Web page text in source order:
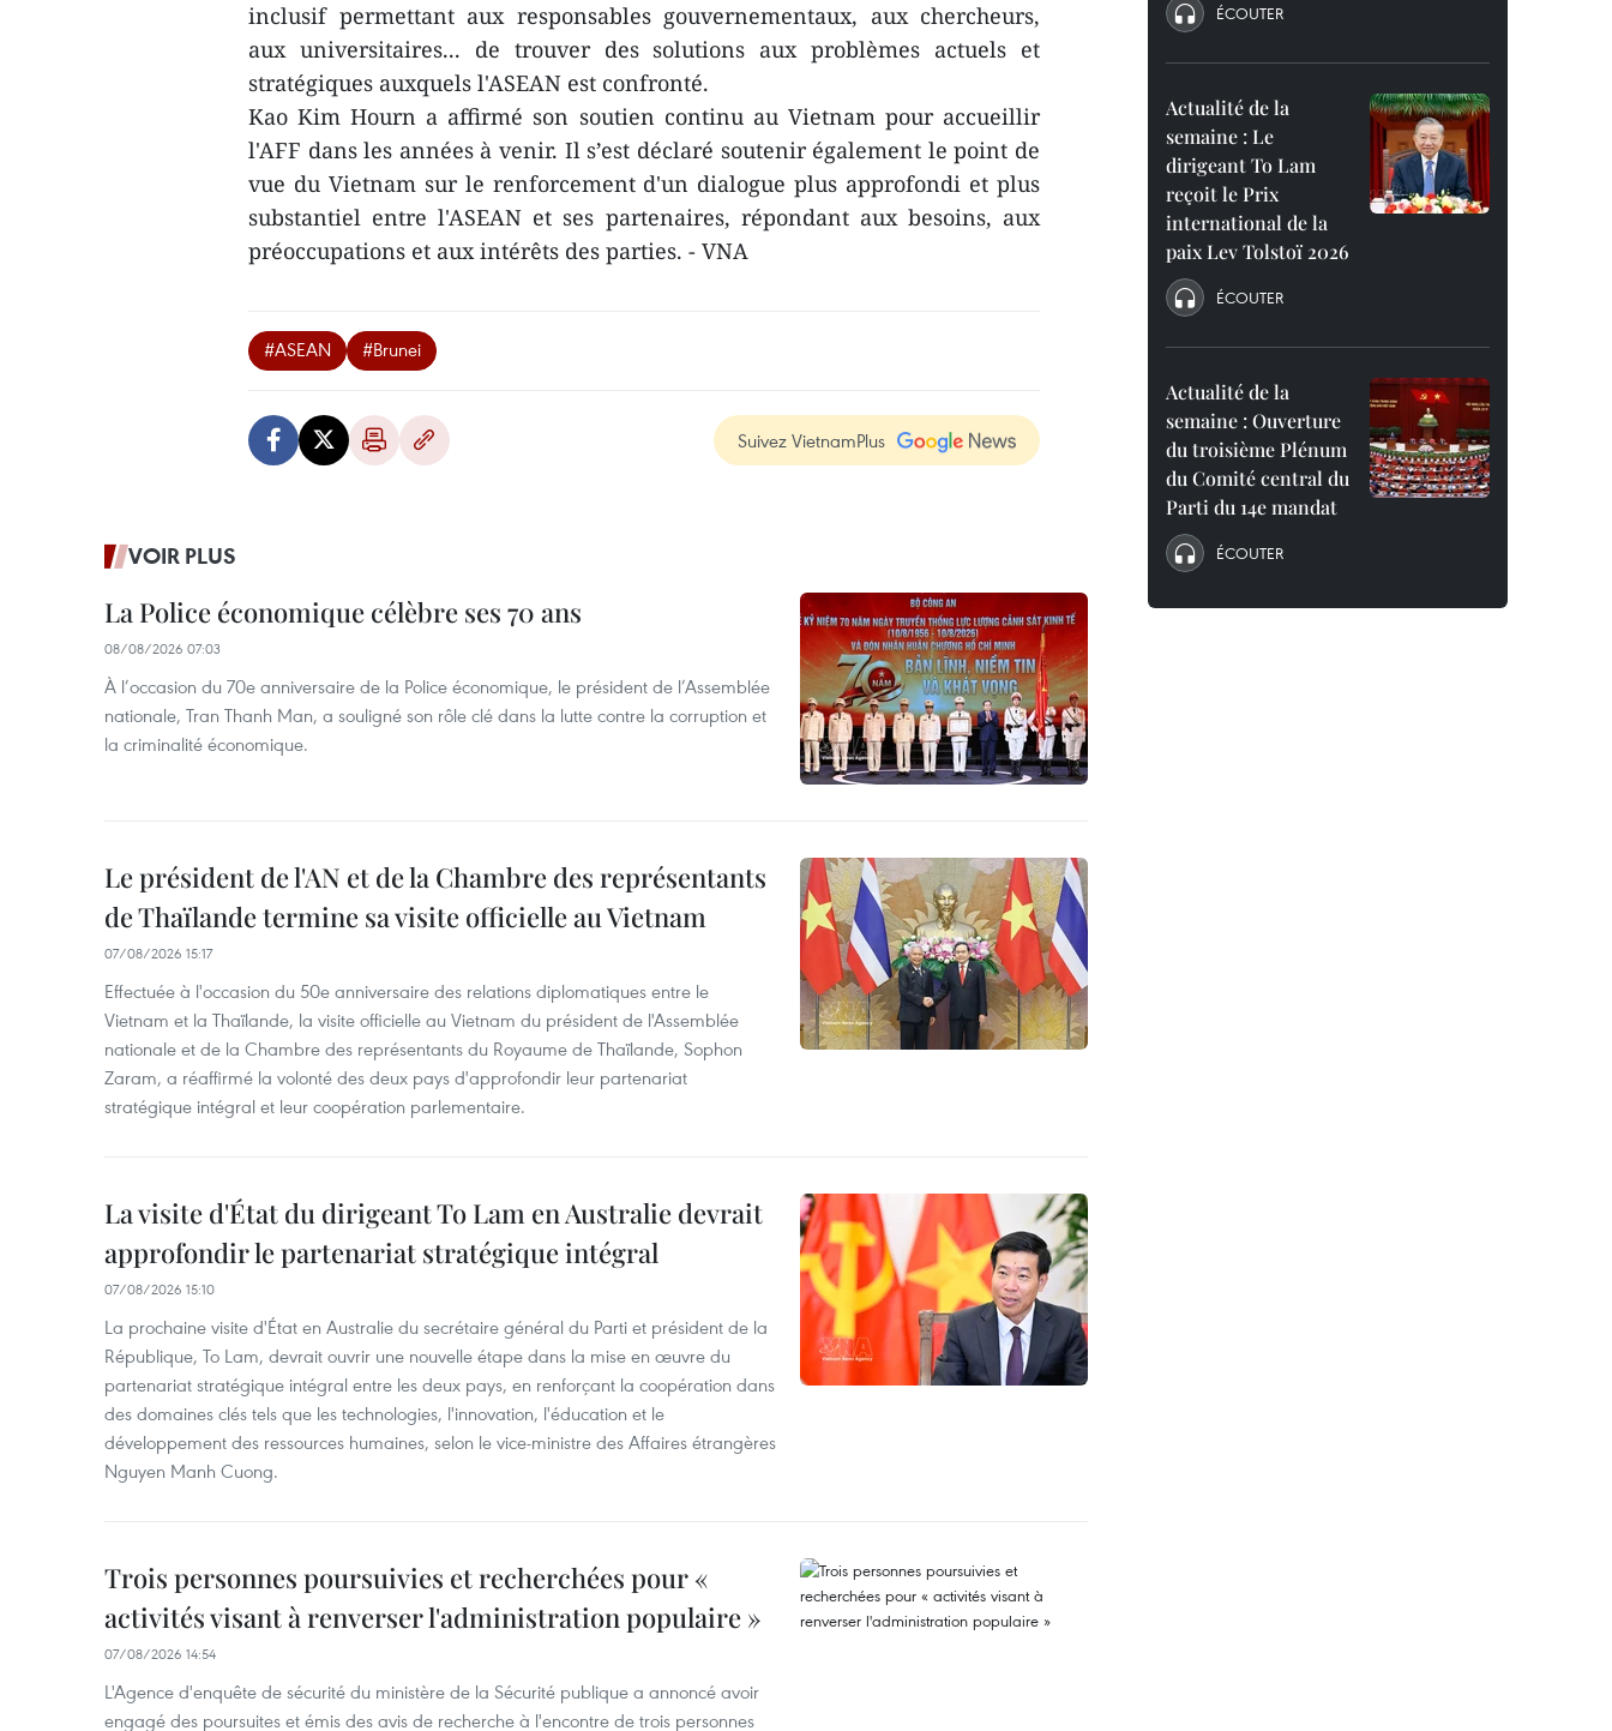
inclusif permettant aux responsables gouvernementaux, aux chercheurs,
aux universitaires... de trouver des solutions aux problèmes actuels et
stratégiques auxquels l'ASEAN est confronté.
Kao Kim Hourn a affirmé son soutien continu au Vietnam pour accueillir
l'AFF dans les années à venir. Il s’est déclaré soutenir également le point de
vue du Vietnam sur le renforcement d'un dialogue plus approfondi et plus
substantiel entre l'ASEAN et ses partenaires, répondant aux besoins, aux
préoccupations et aux intérêts des parties. - VNA
#ASEAN #Brunei
Suivez VietnamPlus
VOIR PLUS
La Police économique célèbre ses 70 ans
08/08/2026 07:03
À l’occasion du 70e anniversaire de la Police économique, le président de l’Assemblée
nationale, Tran Thanh Man, a souligné son rôle clé dans la lutte contre la corruption et
la criminalité économique.
Le président de l'AN et de la Chambre des représentants
de Thaïlande termine sa visite officielle au Vietnam
07/08/2026 15:17
Effectuée à l'occasion du 50e anniversaire des relations diplomatiques entre le
Vietnam et la Thaïlande, la visite officielle au Vietnam du président de l'Assemblée
nationale et de la Chambre des représentants du Royaume de Thaïlande, Sophon
Zaram, a réaffirmé la volonté des deux pays d'approfondir leur partenariat
stratégique intégral et leur coopération parlementaire.
La visite d'État du dirigeant To Lam en Australie devrait
approfondir le partenariat stratégique intégral
07/08/2026 15:10
La prochaine visite d'État en Australie du secrétaire général du Parti et président de la
République, To Lam, devrait ouvrir une nouvelle étape dans la mise en œuvre du
partenariat stratégique intégral entre les deux pays, en renforçant la coopération dans
des domaines clés tels que les technologies, l'innovation, l'éducation et le
développement des ressources humaines, selon le vice-ministre des Affaires étrangères
Nguyen Manh Cuong.
Trois personnes poursuivies et recherchées pour «
activités visant à renverser l'administration populaire »
07/08/2026 14:54
L'Agence d'enquête de sécurité du ministère de la Sécurité publique a annoncé avoir
engagé des poursuites et émis des avis de recherche à l'encontre de trois personnes
ÉCOUTER
Actualité de la
semaine : Le
dirigeant To Lam
reçoit le Prix
international de la
paix Lev Tolstoï 2026
ÉCOUTER
Actualité de la
semaine : Ouverture
du troisième Plénum
du Comité central du
Parti du 14e mandat
ÉCOUTER